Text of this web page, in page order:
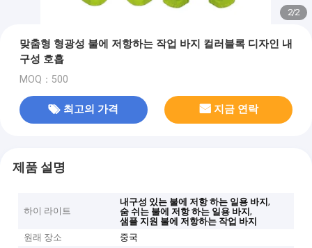
2/2
맞춤형 형광성 불에 저항하는 작업 바지 컬러블록 디자인 내
구성 호흡
MOQ：500
최고의 가격 지금 연락
제품 설명
하이 라이트
내구성 있는 불에 저항 하는 일용 바지,
숨 쉬는 불에 저항 하는 일용 바지,
샘플 지원 불에 저항하는 작업 바지
원래 장소
중국